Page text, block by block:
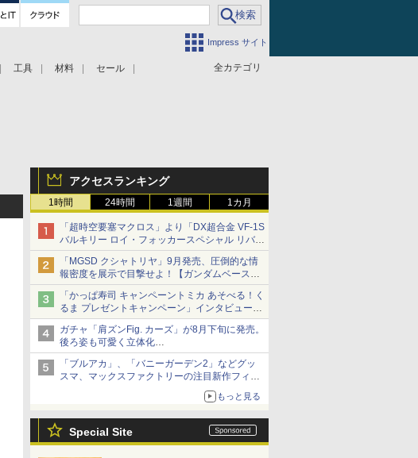
Impress サイト
全カテゴリ
工具 材料 セール
アクセスランキング
1時間 24時間 1週間 1カ月
「超時空要塞マクロス」より「DX超合金 VF-1S
バルキリー ロイ・フォッカースペシャル リバイ
バルVer.」本日発売！
「MGSD クシャトリヤ」9月発売、圧倒的な情
報密度を展示で目撃せよ！【ガンダムベース撮
り下ろし】
「かっぱ寿司 キャンペーントミカ あそべる！く
るま プレゼントキャンペーン」インタビュー
子どもが楽しめるかっぱ寿司ならではの体験と
コラボの楽しさを追求
ガチャ「肩ズンFig. カーズ」が8月下旬に発売。
後ろ姿も可愛く立体化
ライトニング・マックィーンやメーターなど4
種がラインナップ
「ブルアカ」、「バニーガーデン2」などグッ
スマ、マックスファクトリーの注目新作フィギ
ュアが展示【ホビーメーカー合同展示会】
もっと見る
Special Site